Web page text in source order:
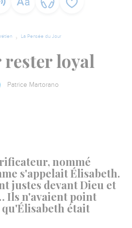
La Pensée du Jour
rester loyal
Patrice Martorano
nommé
s'appelait Élisabeth.
justes devant Dieu et
Ils n'avaient point
était